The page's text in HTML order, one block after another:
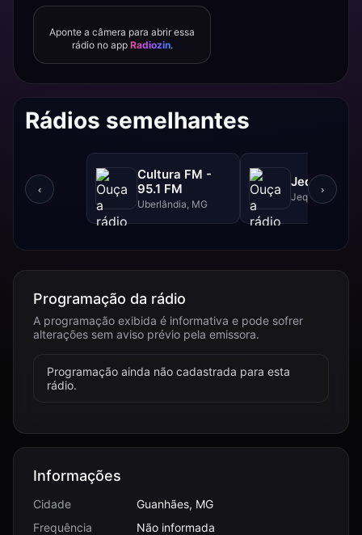
Aponte a câmera para abrir essa
rádio no app Radiozin.
Rádios semelhantes
‹
Cultura FM -
95.1 FM
Uberlândia, MG
Jequitibá
Jequitibá, MG
›
Programação da rádio
A programação exibida é informativa e pode sofrer
alterações sem aviso prévio pela emissora.
Programação ainda não cadastrada para esta
rádio.
Informações
Cidade
Guanhães, MG
Frequência
Não informada